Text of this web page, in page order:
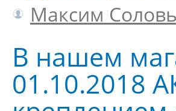
Максим
В нашем
01.10.2018